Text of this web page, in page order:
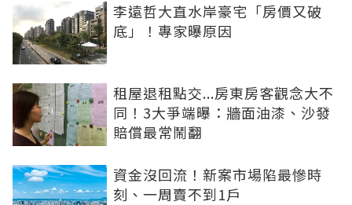
李遠哲大直水岸豪宅「房價又破
底」！專家曝原因
租屋退租點交...房東房客觀念大不
同！3大爭端曝：牆面油漆、沙發
賠償最常鬧翻
資金沒回流！新案市場陷最慘時
刻、一周賣不到1戶